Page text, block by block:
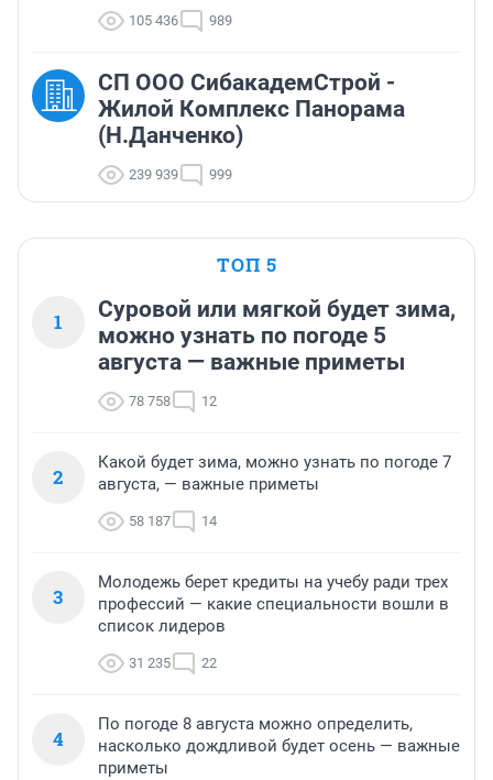
105 436 989
СП ООО СибакадемСтрой -
Жилой Комплекс Панорама
(Н.Данченко)
239 939 999
ТОП 5
1
Суровой или мягкой будет зима,
можно узнать по погоде 5
августа — важные приметы
78 758 12
2
Какой будет зима, можно узнать по погоде 7
августа, — важные приметы
58 187 14
3
Молодежь берет кредиты на учебу ради трех
профессий — какие специальности вошли в
список лидеров
31 235 22
4
По погоде 8 августа можно определить,
насколько дождливой будет осень — важные
приметы